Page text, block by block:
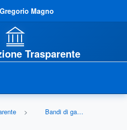
Magno
Trasparente
Bandi di gara e contratti